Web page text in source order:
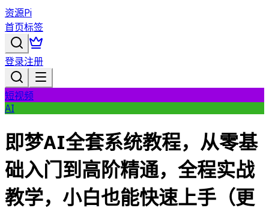
资源Pi
首页标签
登录注册
短视频
AI
即梦AI全套系统教程，从零基
础入门到高阶精通，全程实战
教学，小白也能快速上手（更